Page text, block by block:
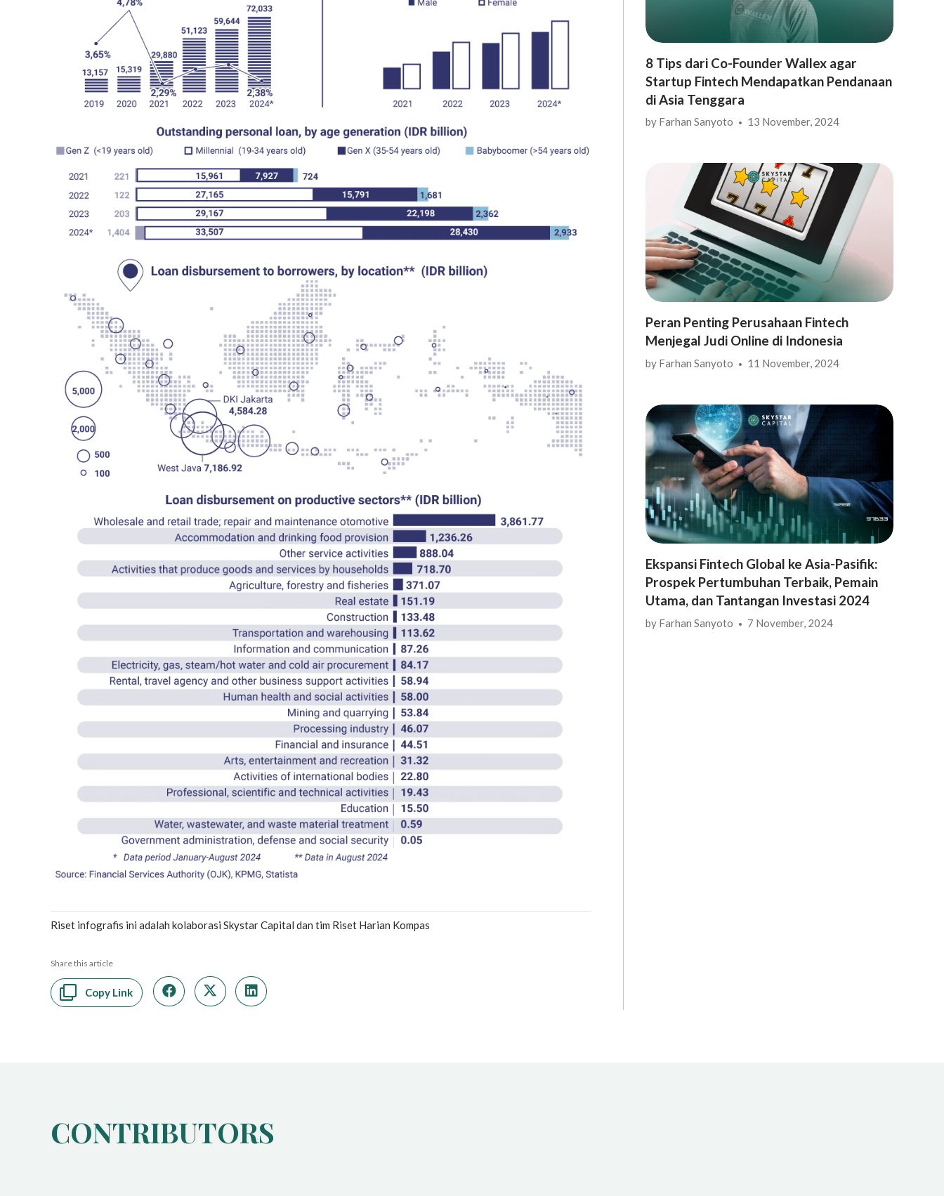
Riset infografis ini adalah kolaborasi Skystar Capital dan tim Riset Harian Kompas
Share this article
Copy Link
8 Tips dari Co-Founder Wallex agar
Startup Fintech Mendapatkan Pendanaan
di Asia Tenggara
by Farhan Sanyoto 13 November, 2024
Peran Penting Perusahaan Fintech
Menjegal Judi Online di Indonesia
by Farhan Sanyoto 11 November, 2024
Ekspansi Fintech Global ke Asia-Pasifik:
Prospek Pertumbuhan Terbaik, Pemain
Utama, dan Tantangan Investasi 2024
by Farhan Sanyoto 7 November, 2024
CONTRIBUTORS